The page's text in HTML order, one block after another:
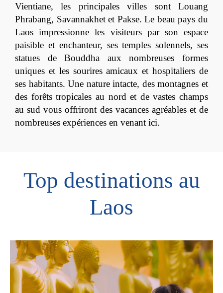
Vientiane, les principales villes sont Louang
Phrabang, Savannakhet et Pakse. Le beau pays du
Laos impressionne les visiteurs par son espace
paisible et enchanteur, ses temples solennels, ses
statues de Bouddha aux nombreuses formes
uniques et les sourires amicaux et hospitaliers de
ses habitants. Une nature intacte, des montagnes et
des forêts tropicales au nord et de vastes champs
au sud vous offriront des vacances agréables et de
nombreuses expériences en venant ici.
Top destinations au
Laos